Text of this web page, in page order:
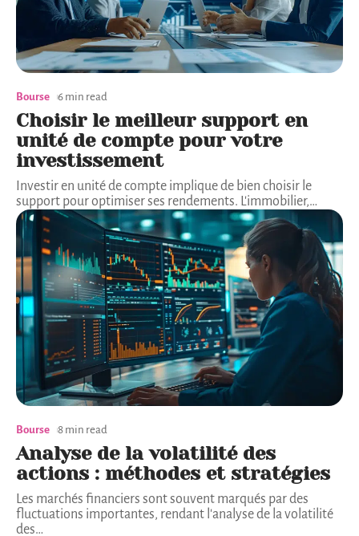
Bourse 6 min read
Choisir le meilleur support en
unité de compte pour votre
investissement
Investir en unité de compte implique de bien choisir le
support pour optimiser ses rendements. L'immobilier,…
Bourse 8 min read
Analyse de la volatilité des
actions : méthodes et stratégies
Les marchés financiers sont souvent marqués par des
fluctuations importantes, rendant l'analyse de la volatilité
des…